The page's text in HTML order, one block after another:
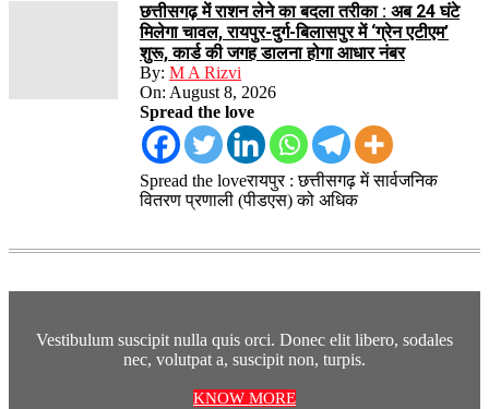
छत्तीसगढ़ में राशन लेने का बदला तरीका : अब 24 घंटे
मिलेगा चावल, रायपुर-दुर्ग-बिलासपुर में ‘ग्रेन एटीएम’
शुरू, कार्ड की जगह डालना होगा आधार नंबर
By: M A Rizvi
On: August 8, 2026
Spread the love
Spread the loveरायपुर : छत्तीसगढ़ में सार्वजनिक
वितरण प्रणाली (पीडएस) को अधिक
Vestibulum suscipit nulla quis orci. Donec elit libero, sodales
nec, volutpat a, suscipit non, turpis.
KNOW MORE